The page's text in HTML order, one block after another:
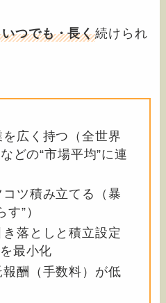
つでも・長く続けられ
を広く持つ（全世界
どの“市場平均”に連
コツ積み立てる（暴
”）
き落としと積立設定
最小化
報酬（手数料）が低